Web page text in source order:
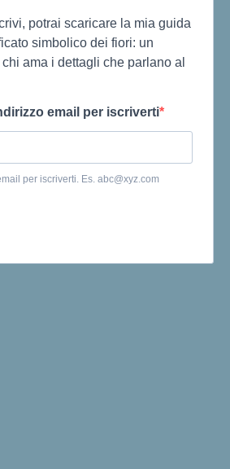
potrai scaricare la mia guida
simbolico dei fiori: un
ama i dettagli che parlano al
email per iscriverti
per iscriverti. Es. abc@xyz.com